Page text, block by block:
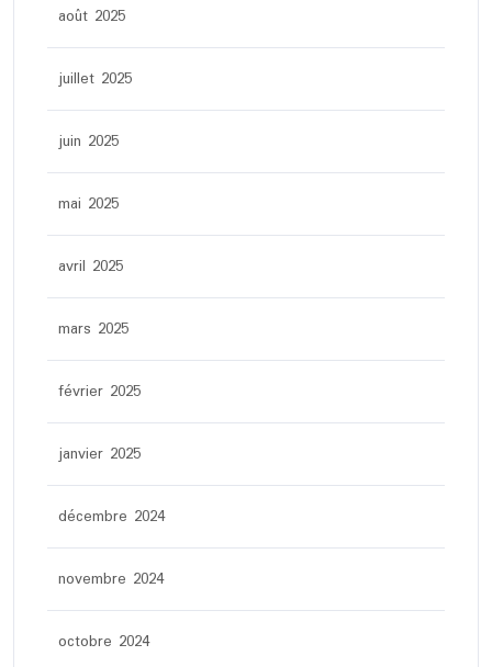
août 2025
juillet 2025
juin 2025
mai 2025
avril 2025
mars 2025
février 2025
janvier 2025
décembre 2024
novembre 2024
octobre 2024